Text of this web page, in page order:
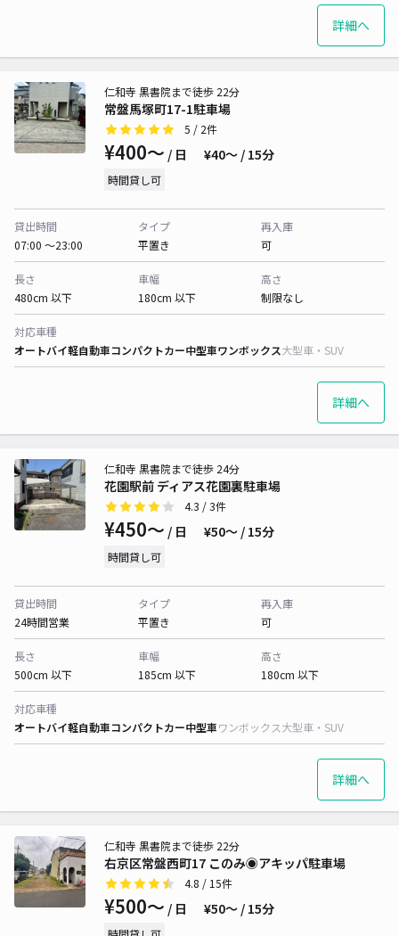
詳細へ
常盤馬塚町17-1駐車場
仁和寺 黒書院まで徒歩 22分
5 / 2件
¥400〜 / 日 ¥40〜 / 15分
時間貸し可
貸出時間
07:00 〜23:00
タイプ
平置き
再入庫
可
長さ
480cm 以下
車幅
180cm 以下
高さ
制限なし
対応車種
オートバイ軽自動車コンパクトカー中型車ワンボックス大型車・SUV
詳細へ
花園駅前 ディアス花園裏駐車場
仁和寺 黒書院まで徒歩 24分
4.3 / 3件
¥450〜 / 日 ¥50〜 / 15分
時間貸し可
貸出時間
24時間営業
タイプ
平置き
再入庫
可
長さ
500cm 以下
車幅
185cm 以下
高さ
180cm 以下
対応車種
オートバイ軽自動車コンパクトカー中型車ワンボックス大型車・SUV
詳細へ
右京区常盤西町17 このみ◉アキッパ駐車場
仁和寺 黒書院まで徒歩 22分
4.8 / 15件
¥500〜 / 日 ¥50〜 / 15分